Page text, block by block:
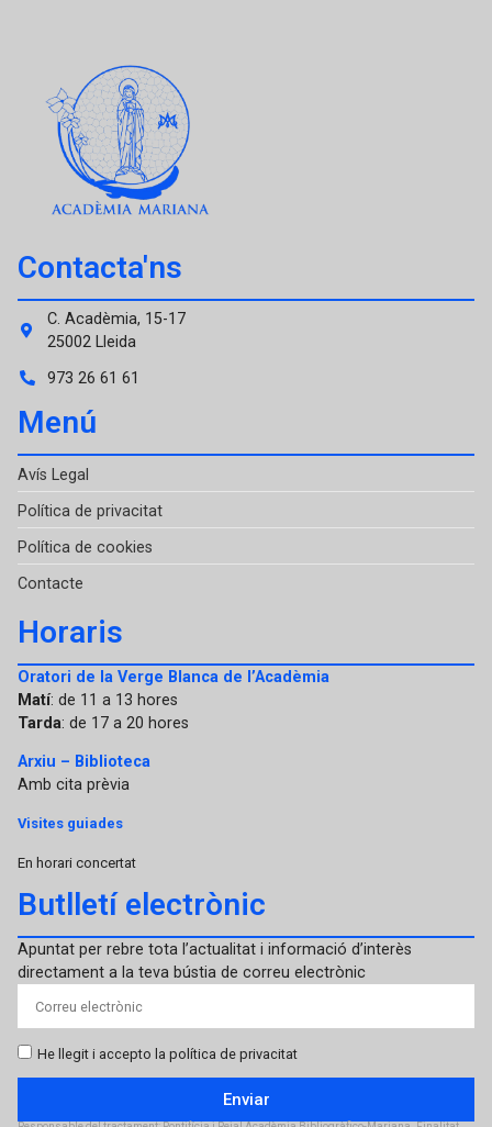
Contacta'ns
C. Acadèmia, 15-17
25002 Lleida
973 26 61 61
Menú
Avís Legal
Política de privacitat
Política de cookies
Contacte
Horaris
Oratori de la Verge Blanca de l’Acadèmia
Matí: de 11 a 13 hores
Tarda: de 17 a 20 hores
Arxiu – Biblioteca
Amb cita prèvia
Visites guiades
En horari concertat
Butlletí electrònic
Apuntat per rebre tota l’actualitat i informació d’interès
directament a la teva bústia de correu electrònic
He llegit i accepto la política de privacitat
Enviar